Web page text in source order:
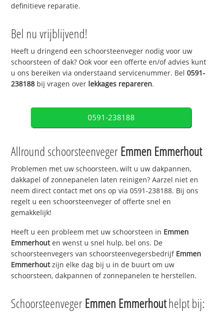
definitieve reparatie.
Bel nu vrijblijvend!
Heeft u dringend een schoorsteenveger nodig voor uw
schoorsteen of dak? Ook voor een offerte en/of advies kunt
u ons bereiken via onderstaand servicenummer. Bel0591-
238188 bij vragen over lekkages repareren.
0591-238188
Allround schoorsteenveger Emmen Emmerhout
Problemen met uw schoorsteen, wilt u uw dakpannen,
dakkapel of zonnepanelen laten reinigen? Aarzel niet en
neem direct contact met ons op via 0591-238188. Bij ons
regelt u een schoorsteenveger of offerte snel en
gemakkelijk!
Heeft u een probleem met uw schoorsteen in Emmen
Emmerhouten wenst u snel hulp, bel ons. De
schoorsteenvegers van schoorsteenvegersbedrijf Emmen
Emmerhoutzijn elke dag bij u in de buurt om uw
schoorsteen, dakpannen of zonnepanelen te herstellen.
Schoorsteenveger Emmen Emmerhouthelpt bij: